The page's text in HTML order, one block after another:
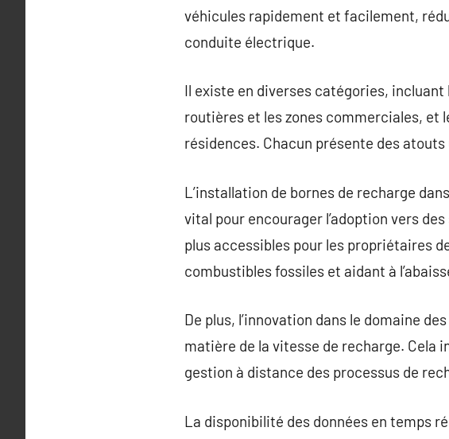
véhicules rapidement et facilement,
conduite électrique.
Il existe en diverses catégories,
routières et les zones commerciales, et
résidences. Chacun présente des
L’installation de bornes de recharge
vital pour encourager l’adoption vers
plus accessibles pour les propriétaires
combustibles fossiles et aidant à
De plus, l’innovation dans le domaine
matière de la vitesse de recharge. Cela
gestion à distance des processus de
La disponibilité des données en temps